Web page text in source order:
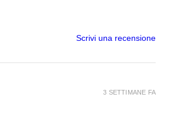
Scrivi una recensione
3 SETTIMANE FA